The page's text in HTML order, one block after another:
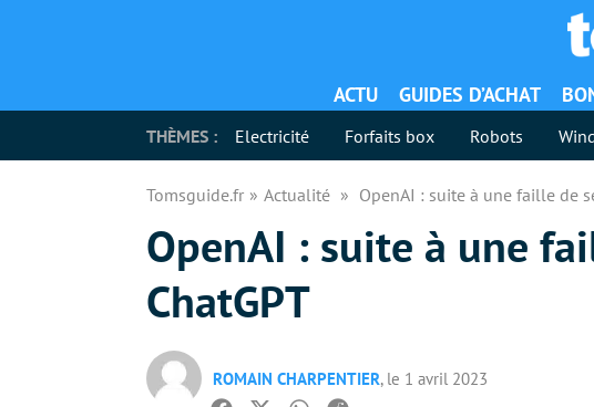
ACTU GUIDES D’ACHAT
THÈMES : Electricité Forfaits box Robots
Tomsguide.fr Actualité OpenAI : suite à une faille de
OpenAI : suite à une
ChatGPT
ROMAIN CHARPENTIER, le 1 avril 2023